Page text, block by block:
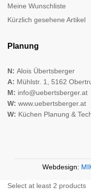
Meine Wunschliste
Kürzlich gesehene Artikel
Planung
N: Alois Übertsberger
A: Mühlstr. 1, 5162
M: info@uebertsberger.at
W: www.uebertsberger.at
W: Küchen Planung &
Webdesign:
Select at least 2 products